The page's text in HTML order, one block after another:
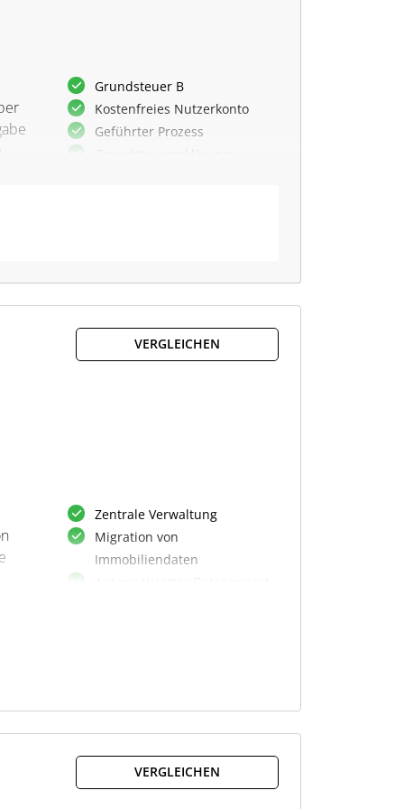
Grundsteuer B
Kostenfreies Nutzerkonto
Geführter Prozess
VERGLEICHEN
Zentrale Verwaltung
Migration von
Immobiliendaten
Bescheidprüfung & Analyse
elektr.
Einspruchsmanagement
Extraktion von Zahlungdaten
VERGLEICHEN